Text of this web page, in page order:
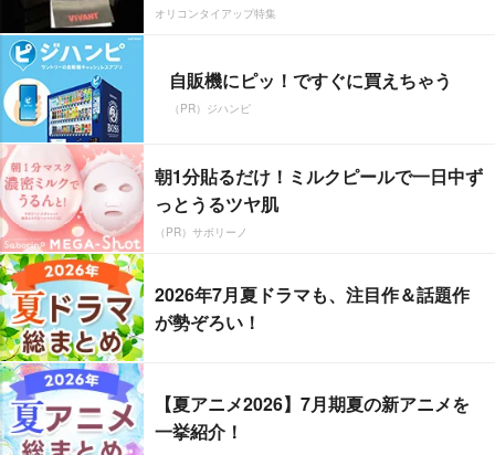
オリコンタイアップ特集
自販機にピッ！ですぐに買えちゃう
（PR）ジハンピ
朝1分貼るだけ！ミルクピールで一日中ず
っとうるツヤ肌
（PR）サボリーノ
2026年7月夏ドラマも、注目作＆話題作
が勢ぞろい！
【夏アニメ2026】7月期夏の新アニメを
一挙紹介！